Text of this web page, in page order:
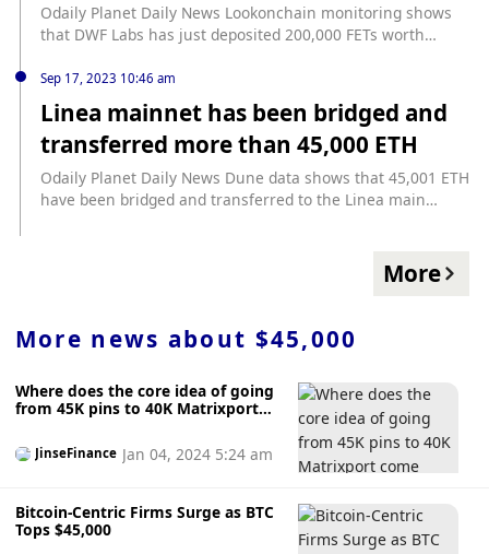
Odaily Planet Daily News Lookonchain monitoring shows
that DWF Labs has just deposited 200,000 FETs worth
Sep 17, 2023 10:46 am
Linea mainnet has been bridged and
transferred more than 45,000 ETH
Odaily Planet Daily News Dune data shows that 45,001 ETH
have been bridged and transferred to the Linea main
More
More news about $45,000
Where does the core idea of ​​going
from 45K pins to 40K Matrixport
JinseFinance Jan 04, 2024 5:24 am
Bitcoin-Centric Firms Surge as BTC
Tops $45,000